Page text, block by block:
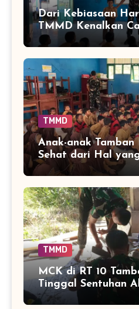
Dari Kebiasaan
TMMD Kenalkan
Mencegah Penyakit
TMMD
Anak-anak
Sehat dari Hal
dengan Keseharian
TMMD
MCK di RT 10
Tinggal Sentuhan
Capai 75 Persen